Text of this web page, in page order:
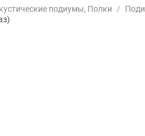
Отзывы
подиумы, Полки